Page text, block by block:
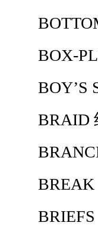
BOX-
BOY’S
BRAID
BREAK
BRIEFS